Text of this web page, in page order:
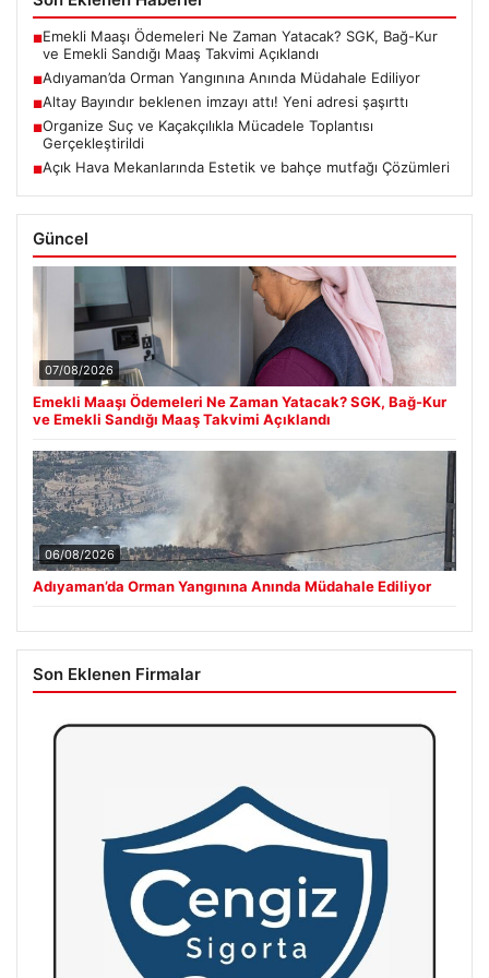
■Emekli Maaşı Ödemeleri Ne Zaman Yatacak? SGK, Bağ-Kur
ve Emekli Sandığı Maaş Takvimi Açıklandı
■Adıyaman’da Orman Yangınına Anında Müdahale Ediliyor
■Altay Bayındır beklenen imzayı attı! Yeni adresi şaşırttı
■Organize Suç ve Kaçakçılıkla Mücadele Toplantısı
Gerçekleştirildi
■Açık Hava Mekanlarında Estetik ve bahçe mutfağı Çözümleri
Güncel
07/08/2026
Emekli Maaşı Ödemeleri Ne Zaman Yatacak? SGK, Bağ-Kur
ve Emekli Sandığı Maaş Takvimi Açıklandı
06/08/2026
Adıyaman’da Orman Yangınına Anında Müdahale Ediliyor
Son Eklenen Firmalar